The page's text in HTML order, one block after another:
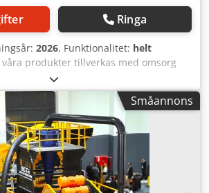
Ringa
2026, Funktionalitet: helt
produkter tillverkas med omsorg
1 års garanti! *Installation och
INGÅR GRATIS En avvattningssikt är en
används inom industrier som
grus samt byggnation för att avlägsna
Genom att separera fasta
ger avvattningssikten ett effektivt sätt
samtidigt som vattenförbrukningen
på slutprodukten förbättras.
Småannons